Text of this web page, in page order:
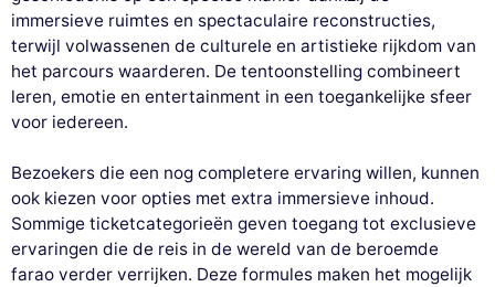
immersieve ruimtes en spectaculaire reconstructies,
terwijl volwassenen de culturele en artistieke rijkdom van
het parcours waarderen. De tentoonstelling combineert
leren, emotie en entertainment in een toegankelijke sfeer
voor iedereen.
Bezoekers die een nog completere ervaring willen, kunnen
ook kiezen voor opties met extra immersieve inhoud.
Sommige ticketcategorieën geven toegang tot exclusieve
ervaringen die de reis in de wereld van de beroemde
farao verder verrijken. Deze formules maken het mogelijk